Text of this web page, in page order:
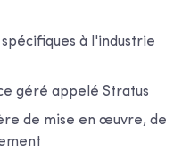
à l'industrie
géré appelé Stratus
de mise en œuvre, de